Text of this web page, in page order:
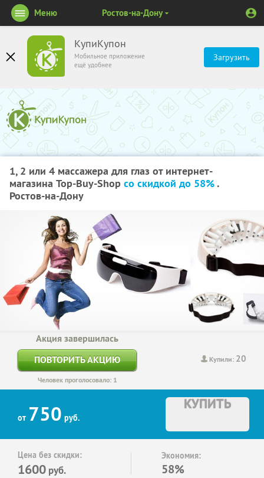
КупиКупон
Мобильное приложение
ещё удобнее
Загрузить
Меню Ростов-на-Дону
1, 2 или 4 массажера для глаз от интернет-
магазина Top-Buy-Shop со скидкой до 58%.
Ростов-на-Дону
Купили: 20
Акция завершилась
ПОВТОРИТЬ АКЦИЮ
Человек проголосовало: 1
от 750 руб.
КУПИТЬ
Цена без скидки:
1600 руб.
Экономия:
58%